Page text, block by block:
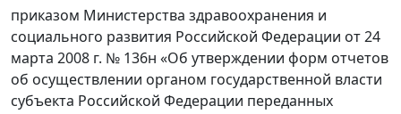
приказом Министерства здравоохранения и
социального развития Российской Федерации от 24
марта 2008 г. № 136н «Об утверждении форм отчетов
об осуществлении органом государственной власти
субъекта Российской Федерации переданных